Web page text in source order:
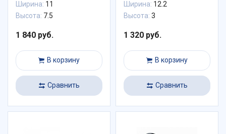
Ширина: 11
Высота: 7.5
1 840 руб.
В корзину
Сравнить
Ширина: 12.2
Высота: 3
1 320 руб.
В корзину
Сравнить